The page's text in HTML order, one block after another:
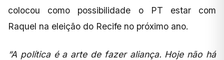
colocou como possibilidade o PT estar com
Raquel na eleição do Recife no próximo ano.
“A política é a arte de fazer aliança. Hoje não há